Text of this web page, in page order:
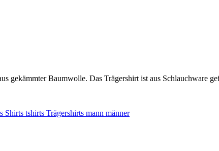
gekämmter Baumwolle. Das Trägershirt ist aus Schlauchware
Shirts tshirts Trägershirts mann männer